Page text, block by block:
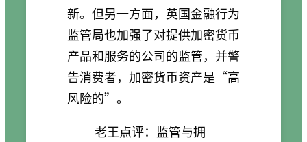
新。但另一方面，英国金融行为
监管局也加强了对提供加密货币
产品和服务的公司的监管，并警
告消费者，加密货币资产是“高
风险的”。
老王点评：监管与拥